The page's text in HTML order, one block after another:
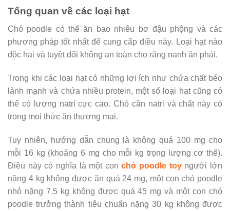
Tổng quan về các loại hạt
Chó poodle có thể ăn bao nhiêu bơ đậu phộng và các
phương pháp tốt nhất để cung cấp điều này. Loại hạt nào
độc hại và tuyệt đối không an toàn cho răng nanh ăn phải.
Trong khi các loại hạt có những lợi ích như chứa chất béo
lành mạnh và chứa nhiều protein, một số loại hạt cũng có
thể có lượng natri cực cao. Chó cần natri và chất này có
trong mọi thức ăn thương mại.
Tuy nhiên, hướng dẫn chung là không quá 100 mg cho
mỗi 16 kg (khoảng 6 mg cho mỗi kg trọng lượng cơ thể).
Điều này có nghĩa là một conchó poodle toyngười lớn
nặng 4 kg không được ăn quá 24 mg, một con chó poodle
nhỏ nặng 7.5 kg không được quá 45 mg và một con chó
poodle trưởng thành tiêu chuẩn nặng 30 kg không được